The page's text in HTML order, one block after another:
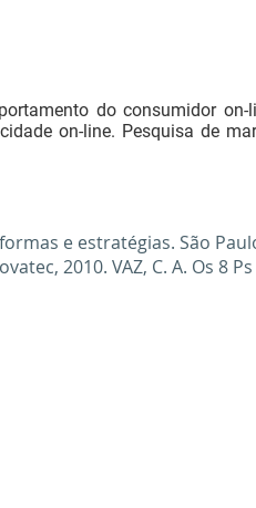
do consumidor
on-line. Pesquisa de
e estratégias. São
2010. VAZ, C. A. Os 8